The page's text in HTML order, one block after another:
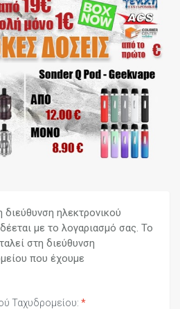
ηλεκτρονικού
με το λογαριασμό σας. Το
στη διεύθυνση
που έχουμε
Ταχυδρομείου: *